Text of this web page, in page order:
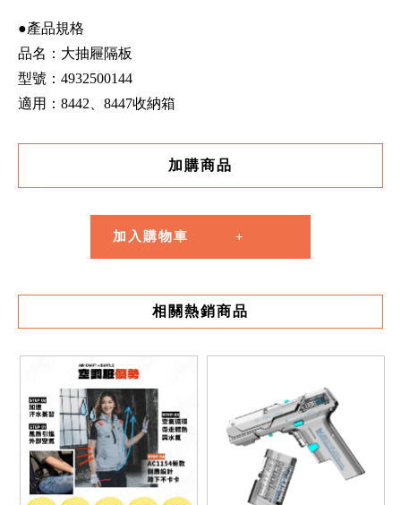
●產品規格
品名：大抽屜隔板
型號：4932500144
適用：8442、8447收納箱
加購商品
加入購物車
相關熱銷商品